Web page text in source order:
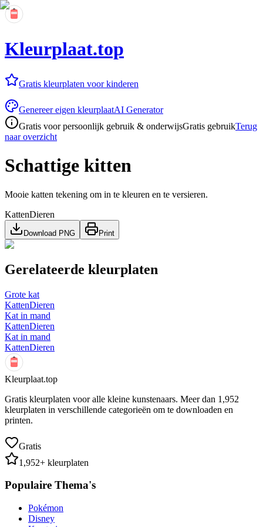
Kleurplaat.top
Gratis kleurplaten voor kinderen
Genereer eigen kleurplaatAI Generator
Gratis voor persoonlijk gebruik & onderwijsGratis gebruikTerug
naar overzicht
Schattige kitten
Mooie katten tekening om in te kleuren en te versieren.
KattenDieren
Download PNG Print
Gerelateerde kleurplaten
Grote kat
KattenDieren
Kat in mand
KattenDieren
Kat in mand
KattenDieren
Kleurplaat.top
Gratis kleurplaten voor alle kleine kunstenaars. Meer dan 1,952
kleurplaten in verschillende categorieën om te downloaden en
printen.
Gratis
1,952+ kleurplaten
Populaire Thema's
Pokémon
Disney